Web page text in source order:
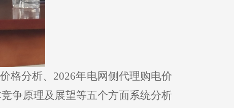
格分析、2026年电网侧代理购电价
争原理及展望等五个方面系统分析